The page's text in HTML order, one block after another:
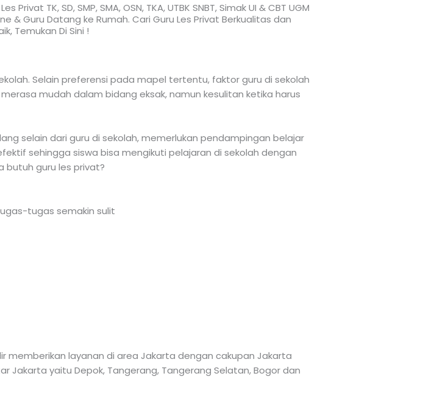
Privat TK, SD, SMP, SMA, OSN, TKA, UTBK SNBT, Simak UI & CBT UGM
& Guru Datang ke Rumah. Cari Guru Les Privat Berkualitas dan
Temukan Di Sini !
Selain preferensi pada mapel tertentu, faktor guru di sekolah
mudah dalam bidang eksak, namun kesulitan ketika harus
selain dari guru di sekolah, memerlukan pendampingan belajar
sehingga siswa bisa mengikuti pelajaran di sekolah dengan
butuh guru les privat?
tugas semakin sulit
memberikan layanan di area Jakarta dengan cakupan Jakarta
Jakarta yaitu Depok, Tangerang, Tangerang Selatan, Bogor dan